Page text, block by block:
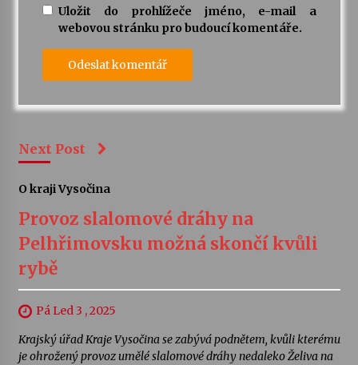
Uložit do prohlížeče jméno, e-mail a
webovou stránku pro budoucí komentáře.
Next Post
O kraji Vysočina
Provoz slalomové dráhy na
Pelhřimovsku možná skončí kvůli
rybě
Pá Led 3 , 2025
Krajský úřad Kraje Vysočina se zabývá podnětem, kvůli kterému
je ohrožený provoz umělé slalomové dráhy nedaleko Želiva na